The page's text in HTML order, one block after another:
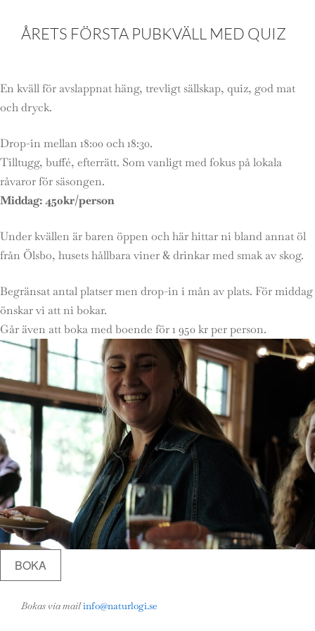
ÅRETS FÖRSTA PUBKVÄLL MED QUIZ
En kväll för avslappnat häng, trevligt sällskap, quiz, god mat
och dryck.
Drop-in mellan 18:00 och 18:30.
Tilltugg, buffé, efterrätt. Som vanligt med fokus på lokala
råvaror för säsongen.
Middag: 450kr/person
Under kvällen är baren öppen och här hittar ni bland annat öl
från Ölsbo, husets hållbara viner & drinkar med smak av skog.
Begränsat antal platser men drop-in i mån av plats. För middag
önskar vi att ni bokar.
Går även att boka med boende för 1 950 kr per person.
BOKA
Bokas via mailinfo@naturlogi.se